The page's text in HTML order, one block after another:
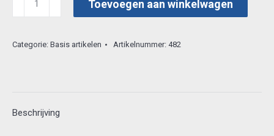
craft
pons
Toevoegen aan winkelwagen
Categorie: Basis artikelen Artikelnummer: 482
Beschrijving